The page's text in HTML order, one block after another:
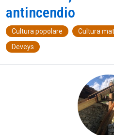
antincendio
Cultura popolare Cultura
Deveys